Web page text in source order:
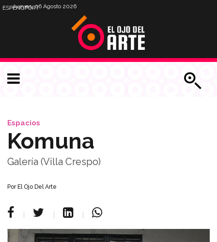
Jueves, 06 Agosto 2026
ESPENGPORT
Espacios
Komuna
Galería (Villa Crespo)
Por El Ojo Del Arte